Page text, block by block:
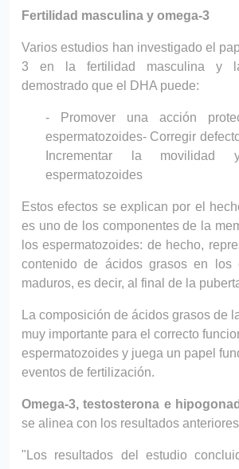
Fertilidad masculina y omega-3
Varios estudios han investigado el
3 en la fertilidad masculina y
demostrado que el DHA puede:
- Promover una acción
espermatozoides- Corregir
Incrementar la
espermatozoides
Estos efectos se explican por el
es uno de los componentes de la
los espermatozoides: de hecho,
contenido de ácidos grasos en los
maduros, es decir, al final de la
La composición de ácidos grasos de
muy importante para el correcto
espermatozoides y juega un papel
eventos de fertilización.
Omega-3, testosterona e
se alinea con los resultados anteriores
"Los resultados del estudio